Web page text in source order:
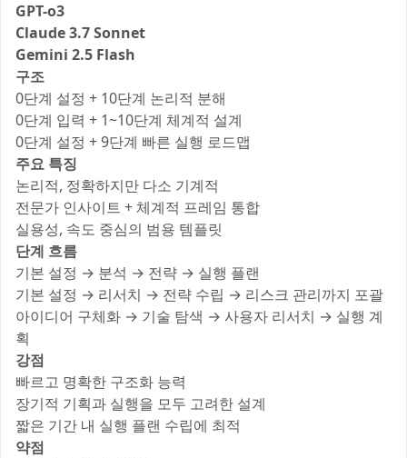
GPT-o3
Claude 3.7 Sonnet
Gemini 2.5 Flash
구조
0단계 설정 + 10단계 논리적 분해
0단계 입력 + 1~10단계 체계적 설계
0단계 설정 + 9단계 빠른 실행 로드맵
주요 특징
논리적, 정확하지만 다소 기계적
전문가 인사이트 + 체계적 프레임 통합
실용성, 속도 중심의 범용 템플릿
단계 흐름
기본 설정 → 분석 → 전략 → 실행 플랜
기본 설정 → 리서치 → 전략 수립 → 리스크 관리까지 포괄
아이디어 구체화 → 기술 탐색 → 사용자 리서치 → 실행 계
획
강점
빠르고 명확한 구조화 능력
장기적 기획과 실행을 모두 고려한 설계
짧은 기간 내 실행 플랜 수립에 최적
약점